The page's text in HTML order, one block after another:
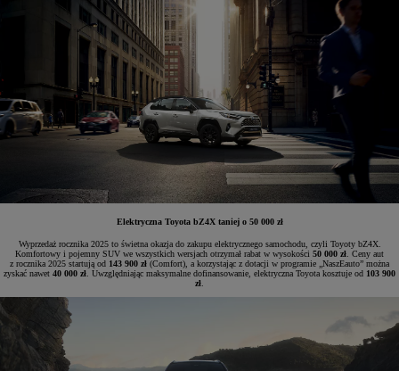
Elektryczna Toyota bZ4X taniej o 50 000 zł
Wyprzedaż rocznika 2025 to świetna okazja do zakupu elektrycznego samochodu, czyli Toyoty bZ4X.
Komfortowy i pojemny SUV we wszystkich wersjach otrzymał rabat w wysokości 50 000 zł . Ceny aut
z rocznika 2025 startują od 143 900 zł (Comfort), a korzystając z dotacji w programie „NaszEauto” można
zyskać nawet 40 000 zł . Uwzględniając maksymalne dofinansowanie, elektryczna Toyota kosztuje od 103 900
zł